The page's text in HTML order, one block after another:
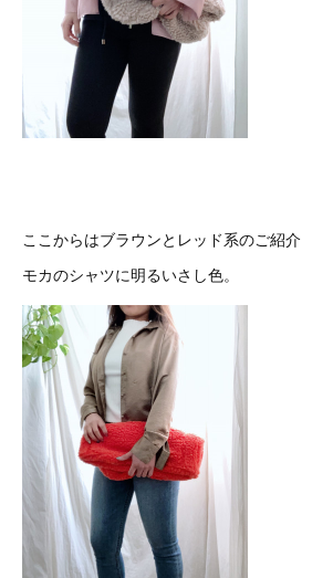
ここからはブラウンとレッド系のご紹介
モカのシャツに明るいさし色。